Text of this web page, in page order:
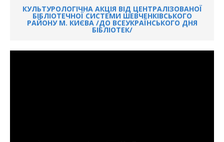
КУЛЬТУРОЛОГІЧНА АКЦІЯ ВІД ЦЕНТРАЛІЗОВАНОЇ
БІБЛІОТЕЧНОЇ СИСТЕМИ ШЕВЧЕНКІВСЬКОГО
РАЙОНУ М. КИЄВА /ДО ВСЕУКРАЇНСЬКОГО ДНЯ
БІБЛІОТЕК/